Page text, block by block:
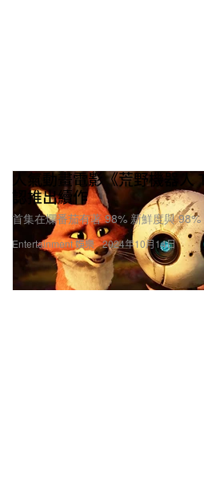
Entertainment 娛樂
人氣動畫電影《荒野機器人
認推出續作
首集在爛番茄有著 98% 新鮮度與 98%
2024年10月14日